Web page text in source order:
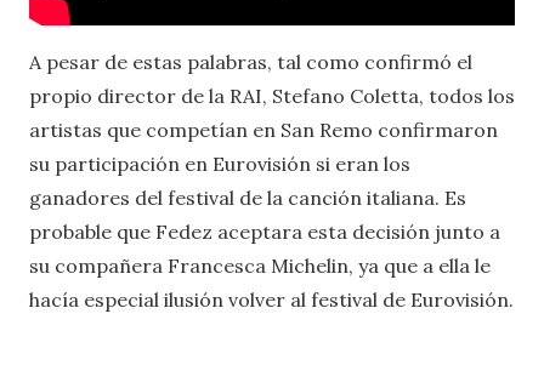
A pesar de estas palabras, tal como confirmó el
propio director de la RAI, Stefano Coletta, todos los
artistas que competían en San Remo confirmaron
su participación en Eurovisión si eran los
ganadores del festival de la canción italiana. Es
probable que Fedez aceptara esta decisión junto a
su compañera Francesca Michelin, ya que a ella le
hacía especial ilusión volver al festival de Eurovisión.